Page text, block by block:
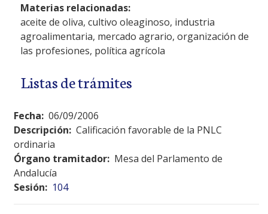
Materias relacionadas:
aceite de oliva, cultivo oleaginoso, industria
agroalimentaria, mercado agrario, organización de
las profesiones, política agrícola
Listas de trámites
Fecha: 06/09/2006
Descripción: Calificación favorable de la PNLC
ordinaria
Órgano tramitador: Mesa del Parlamento de
Andalucía
Sesión: 104